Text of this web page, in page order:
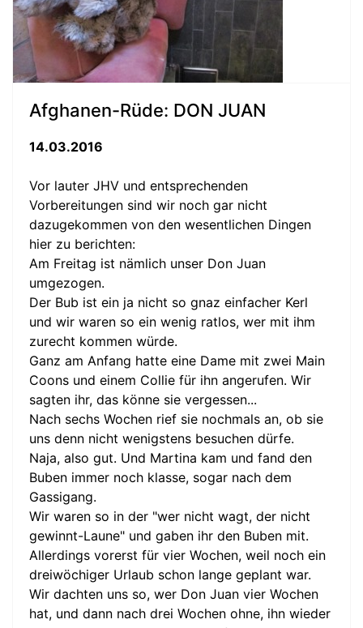
Afghanen-Rüde: DON JUAN
14.03.2016
Vor lauter JHV und entsprechenden
Vorbereitungen sind wir noch gar nicht
dazugekommen von den wesentlichen Dingen
hier zu berichten:
Am Freitag ist nämlich unser Don Juan
umgezogen.
Der Bub ist ein ja nicht so gnaz einfacher Kerl
und wir waren so ein wenig ratlos, wer mit ihm
zurecht kommen würde.
Ganz am Anfang hatte eine Dame mit zwei Main
Coons und einem Collie für ihn angerufen. Wir
sagten ihr, das könne sie vergessen...
Nach sechs Wochen rief sie nochmals an, ob sie
uns denn nicht wenigstens besuchen dürfe.
Naja, also gut. Und Martina kam und fand den
Buben immer noch klasse, sogar nach dem
Gassigang.
Wir waren so in der "wer nicht wagt, der nicht
gewinnt-Laune" und gaben ihr den Buben mit.
Allerdings vorerst für vier Wochen, weil noch ein
dreiwöchiger Urlaub schon lange geplant war.
Wir dachten uns so, wer Don Juan vier Wochen
hat, und dann nach drei Wochen ohne, ihn wieder